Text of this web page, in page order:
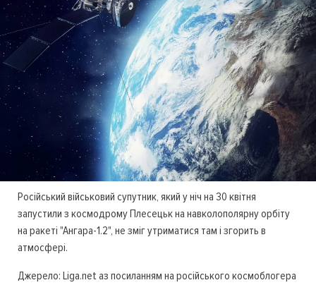
Російський військовий супутник, який у ніч на 30 квітня
запустили з космодрому Плесецьк на навколополярну орбіту
на ракеті "Ангара-1.2", не зміг утриматися там і згорить в
атмосфері.
Джерело: Liga.net аз посиланням на російського космоблогера